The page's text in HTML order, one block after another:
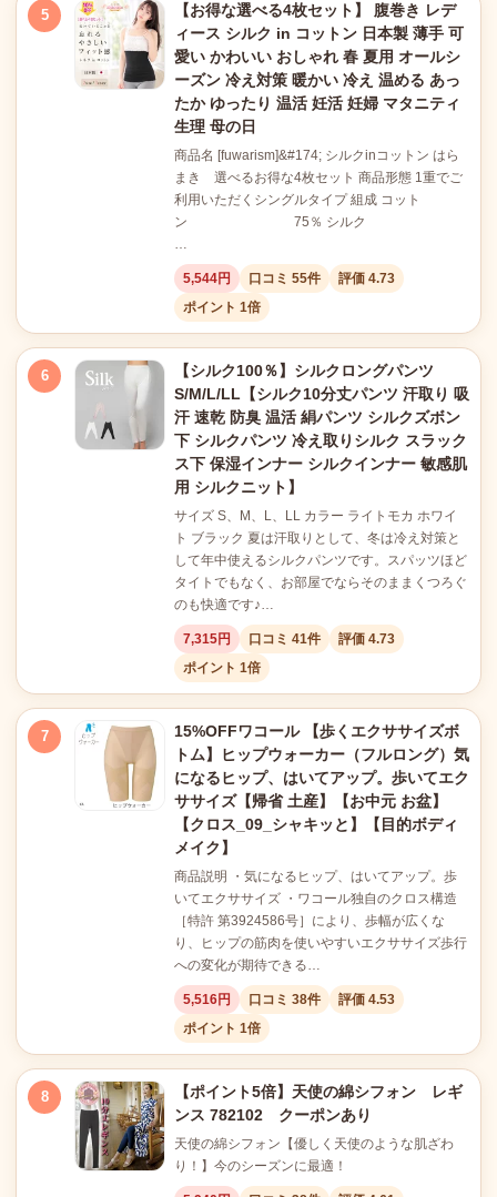
5
【お得な選べる4枚セット】 腹巻き レデ
ィース シルク in コットン 日本製 薄手 可
愛い かわいい おしゃれ 春 夏用 オールシ
ーズン 冷え対策 暖かい 冷え 温める あっ
たか ゆったり 温活 妊活 妊婦 マタニティ
生理 母の日
商品名 [fuwarism]&#174; シルクinコットン はら
まき 選べるお得な4枚セット 商品形態 1重でご
利用いただくシングルタイプ 組成 コット
ン 75％ シルク
…
5,544円 口コミ 55件
評価 4.73
ポイント 1倍
6
【シルク100％】シルクロングパンツ
S/M/L/LL【シルク10分丈パンツ 汗取り 吸
汗 速乾 防臭 温活 絹パンツ シルクズボン
下 シルクパンツ 冷え取りシルク スラック
ス下 保湿インナー シルクインナー 敏感肌
用 シルクニット】
サイズ S、M、L、LL カラー ライトモカ ホワイ
ト ブラック 夏は汗取りとして、冬は冷え対策と
して年中使えるシルクパンツです。スパッツほど
タイトでもなく、お部屋でならそのままくつろぐ
のも快適です♪…
7,315円 口コミ 41件
評価 4.73
ポイント 1倍
7
15%OFFワコール 【歩くエクササイズボ
トム】ヒップウォーカー（フルロング）気
になるヒップ、はいてアップ。歩いてエク
ササイズ【帰省 土産】【お中元 お盆】
【クロス_09_シャキッと】【目的ボディ
メイク】
商品説明 ・気になるヒップ、はいてアップ。歩
いてエクササイズ ・ワコール独自のクロス構造
［特許 第3924586号］により、歩幅が広くな
り、ヒップの筋肉を使いやすいエクササイズ歩行
への変化が期待できる…
5,516円 口コミ 38件
評価 4.53
ポイント 1倍
8
【ポイント5倍】天使の綿シフォン レギ
ンス 782102 クーポンあり
天使の綿シフォン【優しく天使のような肌ざわ
り！】今のシーズンに最適！